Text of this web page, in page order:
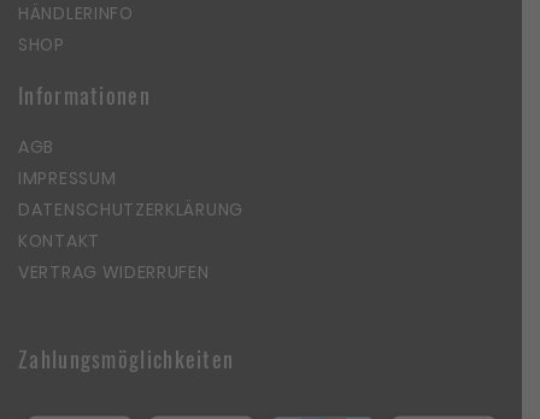
HÄNDLERINFO
SHOP
Informationen
AGB
IMPRESSUM
DATENSCHUTZERKLÄRUNG
KONTAKT
VERTRAG WIDERRUFEN
Zahlungsmöglichkeiten